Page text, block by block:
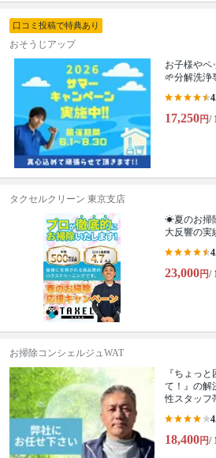
口コミ投稿で特典あり
おそうじアップ
お子様やペ
🌱分解洗浄
17,250円/
タクセルクリーン 東京支店
☀夏のお掃
大反響の実
23,000円/
お掃除コンシェルジュWAT
『ちょっ
て！』の解
性スタッフ
18,400円/